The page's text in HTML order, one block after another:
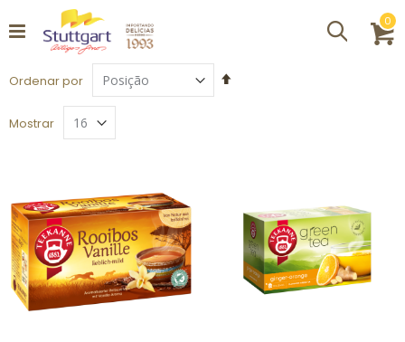
Procurar
0
Ordenar por
Definir
Mostrar